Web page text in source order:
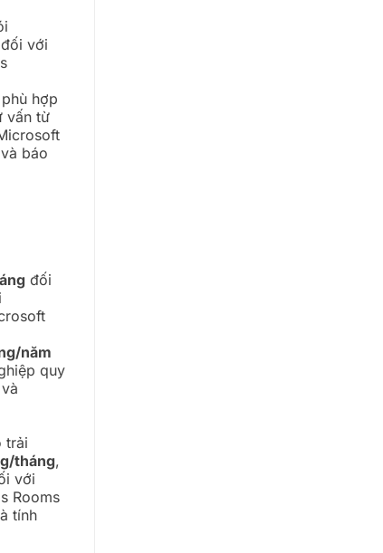
đối với
hợp
vấn từ
báo
đối
năm
quy
và
trải
tháng,
với
Rooms
tính